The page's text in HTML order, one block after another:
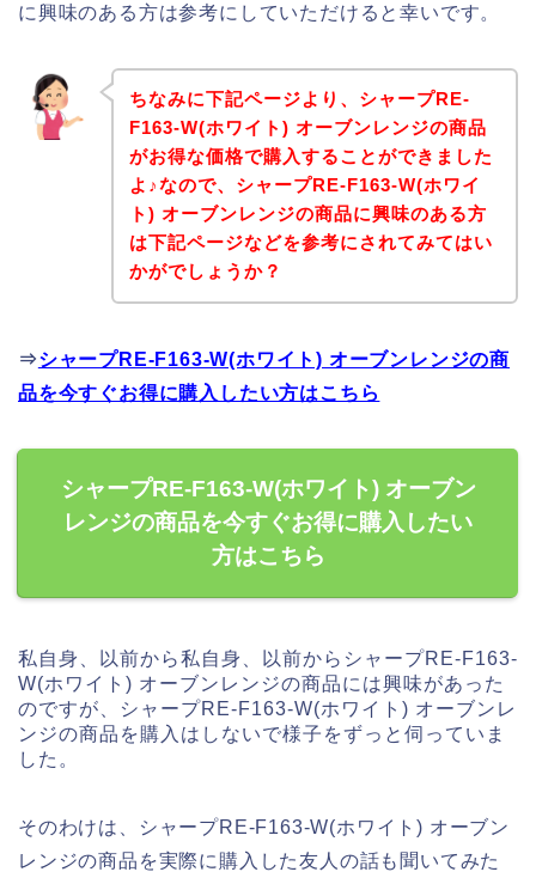
に興味のある方は参考にしていただけると幸いです。
ちなみに下記ページより、シャープRE-
F163-W(ホワイト) オーブンレンジの商品
がお得な価格で購入することができました
よ♪なので、シャープRE-F163-W(ホワイ
ト) オーブンレンジの商品に興味のある方
は下記ページなどを参考にされてみてはい
かがでしょうか？
⇒シャープRE-F163-W(ホワイト) オーブンレンジの商
品を今すぐお得に購入したい方はこちら
シャープRE-F163-W(ホワイト) オーブン
レンジの商品を今すぐお得に購入したい
方はこちら
私自身、以前から私自身、以前からシャープRE-F163-
W(ホワイト) オーブンレンジの商品には興味があった
のですが、シャープRE-F163-W(ホワイト) オーブンレ
ンジの商品を購入はしないで様子をずっと伺っていま
した。
そのわけは、シャープRE-F163-W(ホワイト) オーブン
レンジの商品を実際に購入した友人の話も聞いてみた